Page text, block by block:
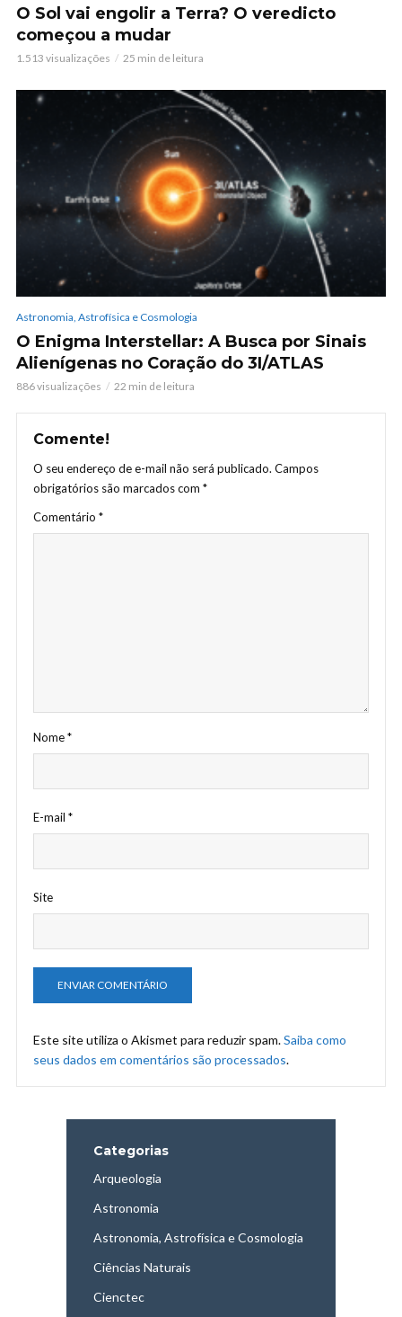
O Sol vai engolir a Terra? O veredicto
começou a mudar
1.513 visualizações 25 min de leitura
Astronomia, Astrofísica e Cosmologia
O Enigma Interstellar: A Busca por Sinais
Alienígenas no Coração do 3I/ATLAS
886 visualizações 22 min de leitura
Comente!
O seu endereço de e-mail não será publicado. Campos
obrigatórios são marcados com *
Comentário *
Nome*
E-mail *
Site
Este site utiliza o Akismet para reduzir spam.Saiba como
seus dados em comentários são processados.
Categorias
Arqueologia
Astronomia
Astronomia, Astrofísica e Cosmologia
Ciências Naturais
Cienctec